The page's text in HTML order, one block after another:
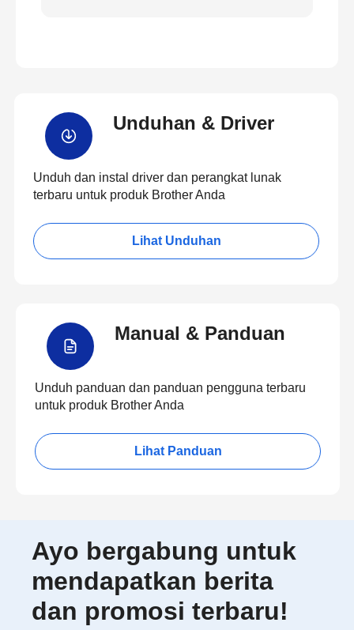
Unduhan & Driver
Unduh dan instal driver dan perangkat lunak
terbaru untuk produk Brother Anda
Lihat Unduhan
Manual & Panduan
Unduh panduan dan panduan pengguna terbaru
untuk produk Brother Anda
Lihat Panduan
Ayo bergabung untuk
mendapatkan berita
dan promosi terbaru!